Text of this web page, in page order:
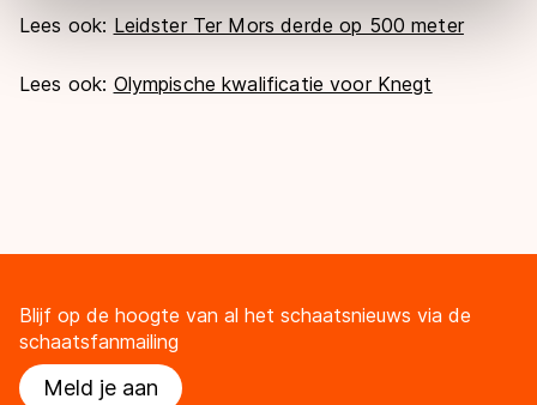
Door op ‘Toestaan’ te klikken, stemt u in met deze
Lees ook: Leidster Ter Mors derde op 500 meter
Lees ook: Olympische kwalificatie voor Knegt
Blijf op de hoogte van al het schaatsnieuws via de
schaatsfanmailing
Meld je aan